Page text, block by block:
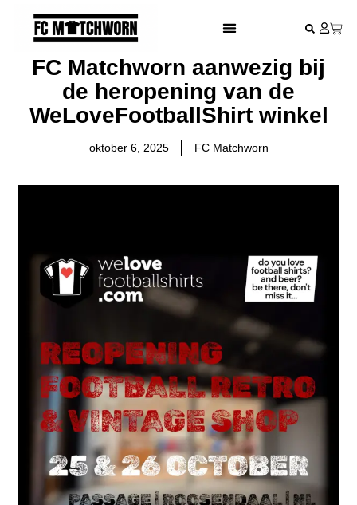
FC Matchworn aanwezig bij
de heropening van de
WeLoveFootballShirt winkel
oktober 6, 2025 FC Matchworn